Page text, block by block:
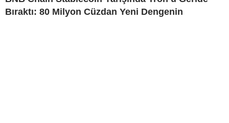
Bıraktı: 80 Milyon Cüzdan Yeni Dengenin